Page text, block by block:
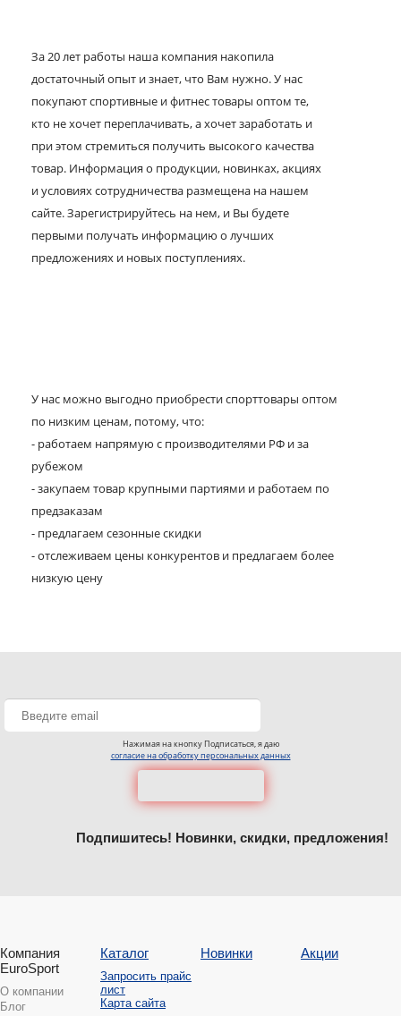
За 20 лет работы наша компания накопила
достаточный опыт и знает, что Вам нужно. У нас
покупают спортивные и фитнес товары оптом те,
кто не хочет переплачивать, а хочет заработать и
при этом стремиться получить высокого качества
товар. Информация о продукции, новинках, акциях
и условиях сотрудничества размещена на нашем
сайте. Зарегистрируйтесь на нем, и Вы будете
первыми получать информацию о лучших
предложениях и новых поступлениях.
У нас можно выгодно приобрести спорттовары оптом
по низким ценам, потому, что:
- работаем напрямую с производителями РФ и за
рубежом
- закупаем товар крупными партиями и работаем по
предзаказам
- предлагаем сезонные скидки
- отслеживаем цены конкурентов и предлагаем более
низкую цену
Нажимая на кнопку Подписаться, я даю
согласие на обработку персональных данных
Подпишитесь! Новинки, скидки, предложения!
Компания
EuroSport
О компании
Блог
Каталог
Запросить прайс
лист
Карта сайта
Новинки Акции